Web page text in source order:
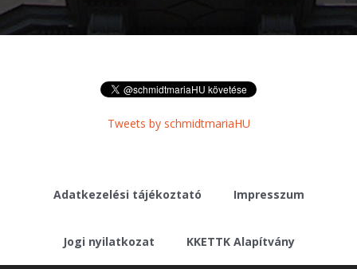
Tweets by schmidtmariaHU
Adatkezelési tájékoztató Impresszum
Jogi nyilatkozat KKETTK Alapítvány